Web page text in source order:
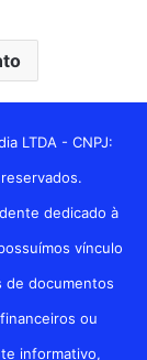
LTDA - CNPJ:
dedicado à
vínculo
de documentos
ou
informativo,